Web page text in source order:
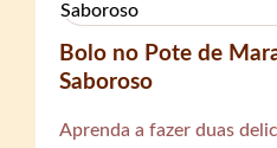
Bolo no Pote de
Saboroso
Aprenda a fazer duas